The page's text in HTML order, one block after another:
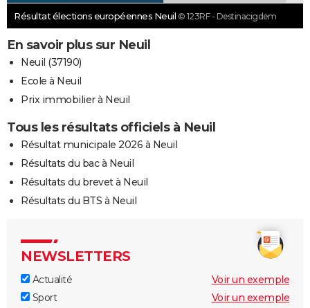
Résultat élections européennes Neuil © 123RF - Destinacigdem
En savoir plus sur Neuil
Neuil (37190)
Ecole à Neuil
Prix immobilier à Neuil
Tous les résultats officiels à Neuil
Résultat municipale 2026 à Neuil
Résultats du bac à Neuil
Résultats du brevet à Neuil
Résultats du BTS à Neuil
NEWSLETTERS
Actualité
Voir un exemple
Sport
Voir un exemple